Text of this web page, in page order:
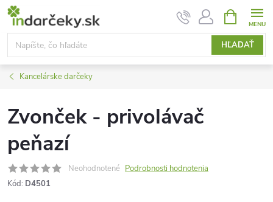
Prejsť
obsah
HĽADAŤ
KOŠÍK
Kancelárske darčeky
Zvonček - privolávač
peňazí
Neohodnotené Podrobnosti hodnotenia
Kód: D4501